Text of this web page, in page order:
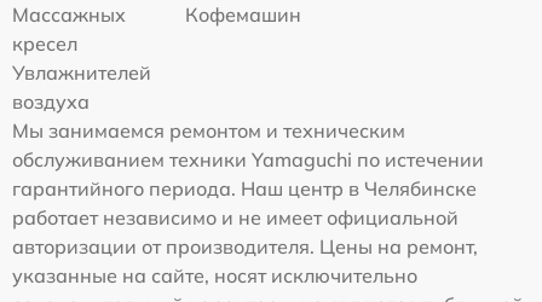
Массажных
кресел
Кофемашин
Увлажнителей
воздуха
Мы занимаемся ремонтом и техническим
обслуживанием техники Yamaguchi по истечении
гарантийного периода. Наш центр в Челябинске
работает независимо и не имеет официальной
авторизации от производителя. Цены на ремонт,
указанные на сайте, носят исключительно